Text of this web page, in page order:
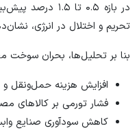
در بازه ۰.۵ تا
تحریم و اختلال در انرژی،
بنا بر تحلیل‌ها، بحران سوخت
افزایش هزینه حمل‌ونقل و
فشار تورمی بر کالا‌های
کاهش سودآوری صنایع